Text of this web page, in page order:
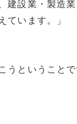
建設業・製造
ています。」
うということ